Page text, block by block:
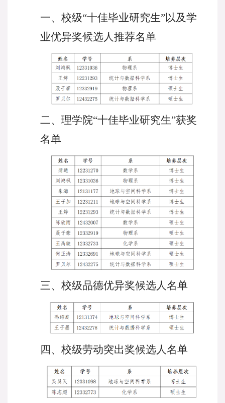
一、校级“十佳毕业研究生”以及学
业优异奖候选人推荐名单
二、 理学院“十佳毕业研究生”获奖
名单
三、校级品德优异奖候选人名单
四、校级劳动突出奖候选人名单